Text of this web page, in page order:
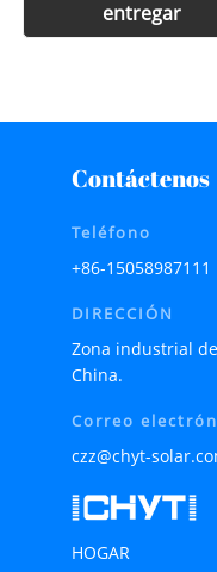
Contáctenos
Teléfono
+86-15058987111
DIRECCIÓN
Zona industrial
China.
Correo
czz@chyt-
HOGAR